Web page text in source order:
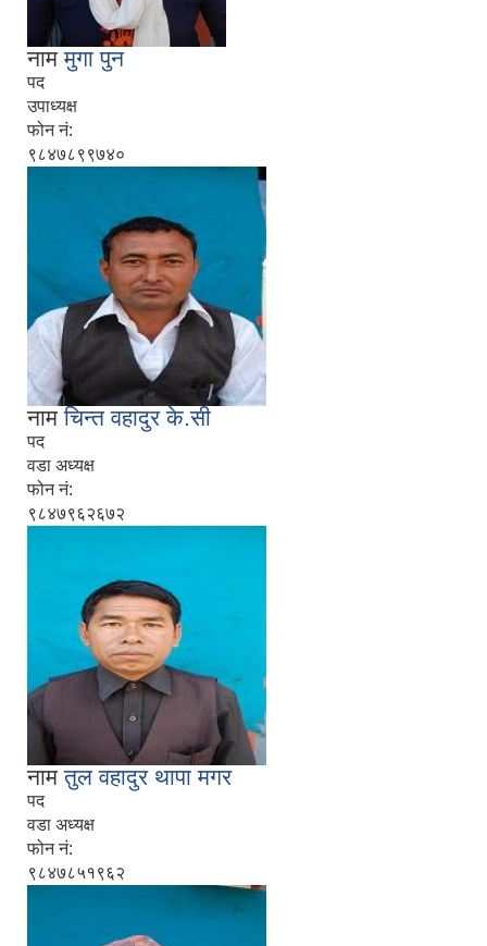
नाम मुगा पुन
पद
उपाध्यक्ष
फोन नं:
९८४७८९९७४०
नाम चिन्त वहादुर के.सी
पद
वडा अध्यक्ष
फोन नं:
९८४७९६२६७२
नाम तुल वहादुर थापा मगर
पद
वडा अध्यक्ष
फोन नं:
९८४७८५१९६२